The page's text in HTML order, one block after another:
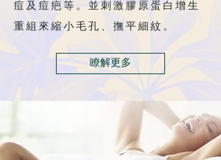
痘及痘疤等。並刺激膠原蛋白增生
重組來縮小毛孔、撫平細紋。
瞭解更多